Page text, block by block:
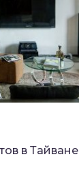
в Тайване